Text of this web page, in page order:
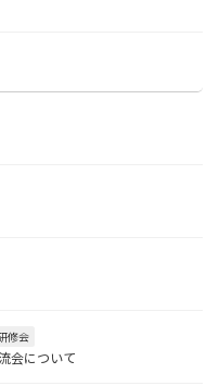
修会
会について